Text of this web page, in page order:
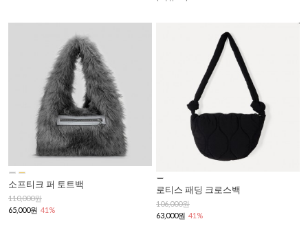
소프티크 퍼 토트백
110,000원
65,000원 41%
로티스 패딩 크로스백
106,000원
63,000원 41%